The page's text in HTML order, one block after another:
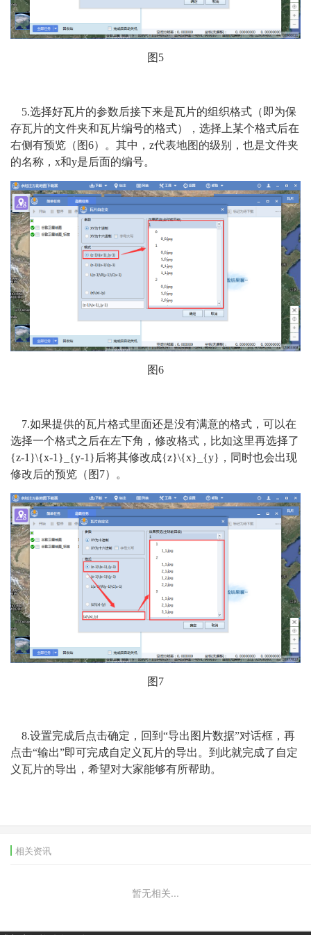
图5
5.选择好瓦片的参数后接下来是瓦片的组织格式（即为保
存瓦片的文件夹和瓦片编号的格式），选择上某个格式后在
右侧有预览（图6）。其中，z代表地图的级别，也是文件夹
的名称，x和y是后面的编号。
图6
7.如果提供的瓦片格式里面还是没有满意的格式，可以在
选择一个格式之后在左下角，修改格式，比如这里再选择了
{z-1}\{x-1}_{y-1}后将其修改成{z}\{x}_{y}，同时也会出现
修改后的预览（图7）。
图7
8.设置完成后点击确定，回到“导出图片数据”对话框，再
点击“输出”即可完成自定义瓦片的导出。到此就完成了自定
义瓦片的导出，希望对大家能够有所帮助。
相关资讯
暂无相关...